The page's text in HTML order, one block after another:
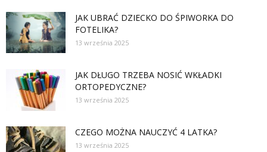
JAK UBRAĆ DZIECKO DO ŚPIWORKA DO
FOTELIKA?
13 września 2025
JAK DŁUGO TRZEBA NOSIĆ WKŁADKI
ORTOPEDYCZNE?
13 września 2025
CZEGO MOŻNA NAUCZYĆ 4 LATKA?
13 września 2025